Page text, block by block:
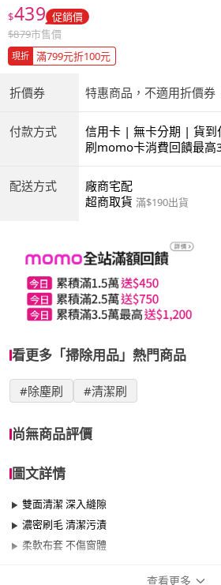
$439 促銷價
$879市售價
現折 滿799元折100元
折價券 特惠商品，不適用折價券
付款方式
信用卡 | 無卡分期 | 貨到
商付款 | ATM | 銀聯卡
刷momo卡消費回饋最高
配送方式
廠商宅配
超商取貨 滿$190出貨
看更多「掃除用品」熱門商品
#除塵刷 #清潔刷
尚無商品評價
圖文詳情
雙面清潔 深入縫隙
濃密刷毛 清潔污漬
柔軟布套 不傷窗體
查看更多